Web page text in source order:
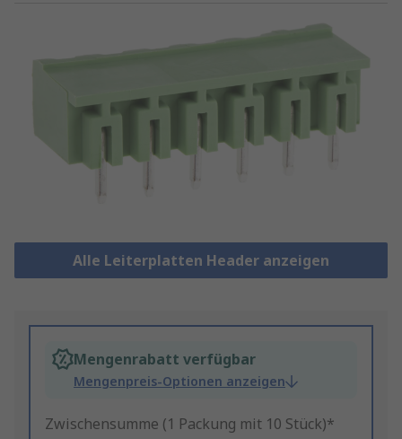
Alle Leiterplatten Header anzeigen
Mengenrabatt verfügbar
Mengenpreis-Optionen anzeigen
Zwischensumme (1 Packung mit 10 Stück)*